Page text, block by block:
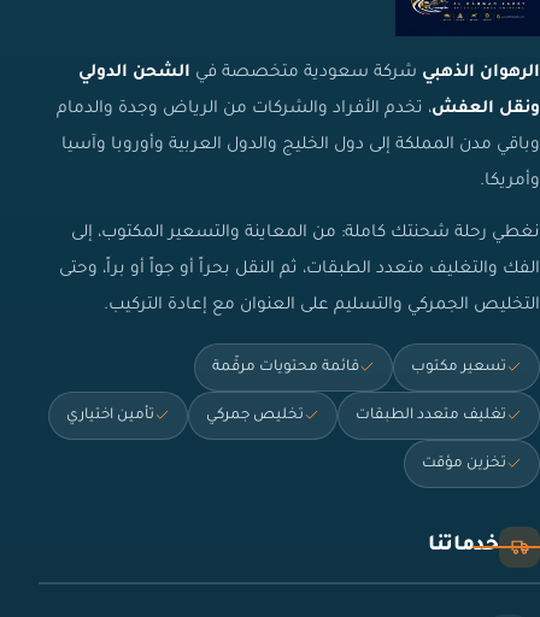
الرهوان الذهبي شركة سعودية متخصصة في الشحن الدولي
ونقل العفش، تخدم الأفراد والشركات من الرياض وجدة والدمام
وباقي مدن المملكة إلى دول الخليج والدول العربية وأوروبا وآسيا
وأمريكا.
نغطي رحلة شحنتك كاملة: من المعاينة والتسعير المكتوب، إلى
الفك والتغليف متعدد الطبقات، ثم النقل بحراً أو جواً أو براً، وحتى
التخليص الجمركي والتسليم على العنوان مع إعادة التركيب.
تسعير مكتوب قائمة محتويات مرقّمة
تغليف متعدد الطبقات تخليص جمركي تأمين اختياري
تخزين مؤقت
خدماتنا